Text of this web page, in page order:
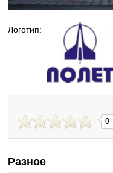
Логотип:
0
Разное